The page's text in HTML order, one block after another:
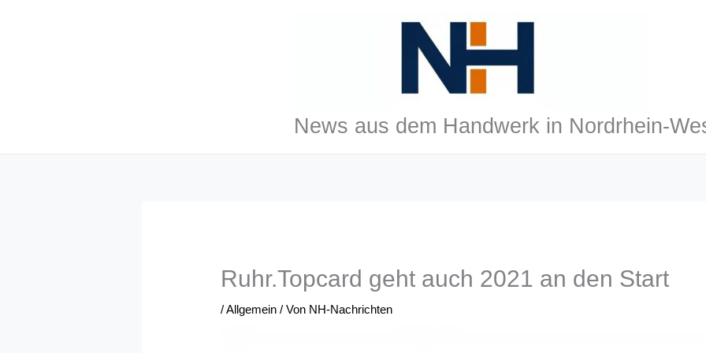
News aus dem Handwerk in Nordrhein-
Ruhr.Topcard geht auch 2021 an den Start
/Allgemein / Von NH-Nachrichten